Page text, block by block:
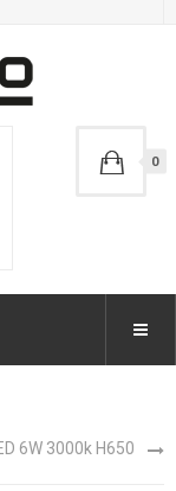
0
6W 3000k H650